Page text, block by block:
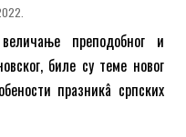
преподобног и
биле су теме новог
празникâ српских